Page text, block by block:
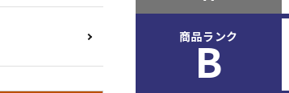
商品ランク
B